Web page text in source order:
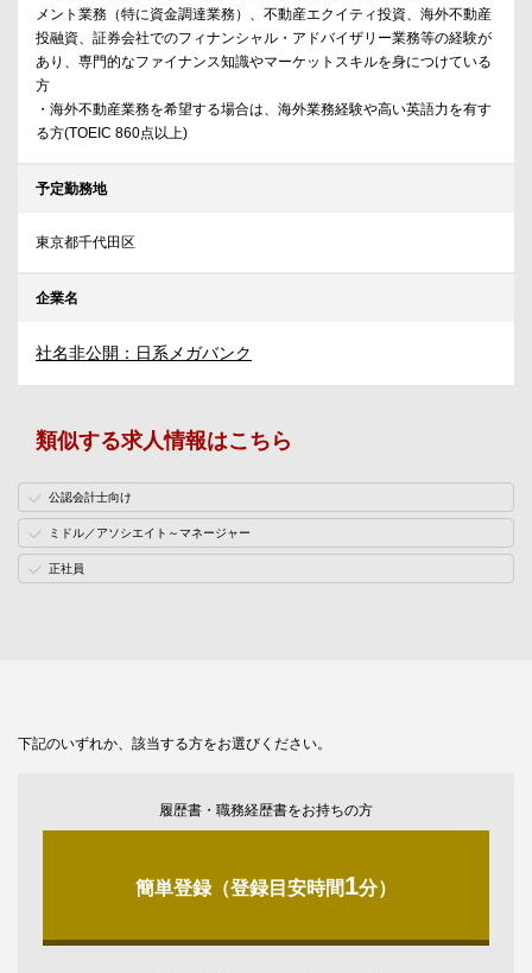
メント業務（特に資金調達業務）、不動産エクイティ投資、海外不動産
投融資、証券会社でのフィナンシャル・アドバイザリー業務等の経験が
あり、専門的なファイナンス知識やマーケットスキルを身につけている
方
・海外不動産業務を希望する場合は、海外業務経験や高い英語力を有す
る方(TOEIC 860点以上)
予定勤務地
東京都千代田区
企業名
社名非公開：日系メガバンク
類似する求人情報はこちら
公認会計士向け
ミドル／アソシエイト～マネージャー
正社員
下記のいずれか、該当する方をお選びください。
履歴書・職務経歴書をお持ちの方
簡単登録（登録目安時間1分）